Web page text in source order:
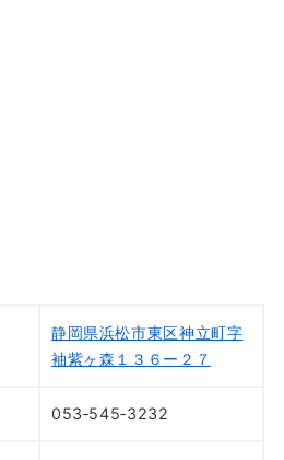
静岡県浜松市東区神立町字
袖紫ヶ森１３６ー２７
053‐545‐3232